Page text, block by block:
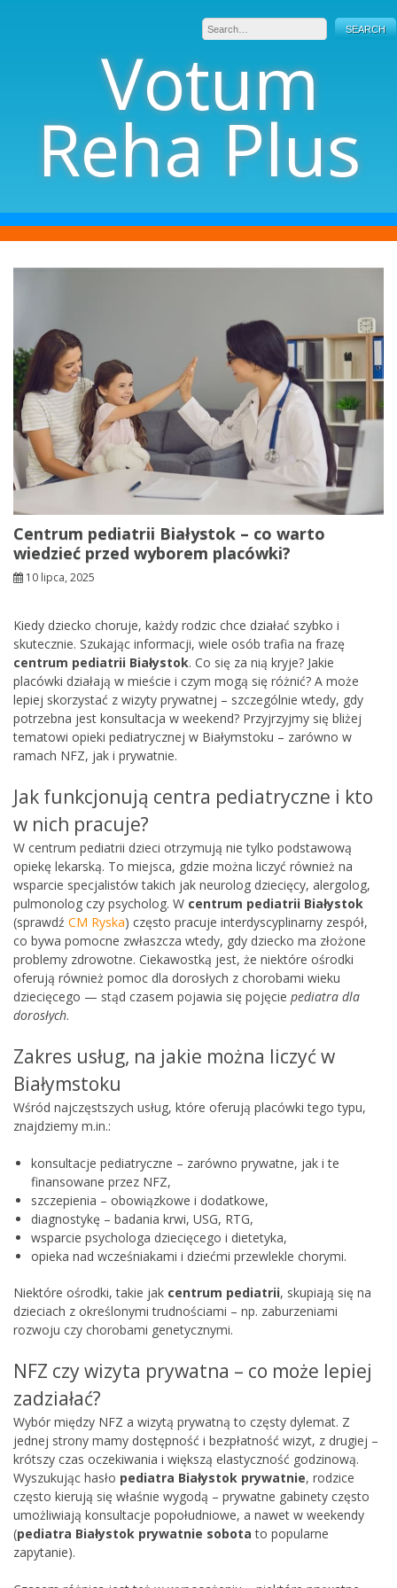
Votum
Reha Plus
Centrum pediatrii Białystok – co warto
wiedzieć przed wyborem placówki?
10 lipca, 2025
Kiedy dziecko choruje, każdy rodzic chce działać szybko i
skutecznie. Szukając informacji, wiele osób trafia na frazę
centrum pediatrii Białystok. Co się za nią kryje? Jakie
placówki działają w mieście i czym mogą się różnić? A może
lepiej skorzystać z wizyty prywatnej – szczególnie wtedy, gdy
potrzebna jest konsultacja w weekend? Przyjrzyjmy się bliżej
tematowi opieki pediatrycznej w Białymstoku – zarówno w
ramach NFZ, jak i prywatnie.
Jak funkcjonują centra pediatryczne i kto
w nich pracuje?
W centrum pediatrii dzieci otrzymują nie tylko podstawową
opiekę lekarską. To miejsca, gdzie można liczyć również na
wsparcie specjalistów takich jak neurolog dziecięcy, alergolog,
pulmonolog czy psycholog. W centrum pediatrii Białystok
(sprawdź CM Ryska) często pracuje interdyscyplinarny zespół,
co bywa pomocne zwłaszcza wtedy, gdy dziecko ma złożone
problemy zdrowotne. Ciekawostką jest, że niektóre ośrodki
oferują również pomoc dla dorosłych z chorobami wieku
dziecięcego — stąd czasem pojawia się pojęcie pediatra dla
dorosłych.
Zakres usług, na jakie można liczyć w
Białymstoku
Wśród najczęstszych usług, które oferują placówki tego typu,
znajdziemy m.in.:
konsultacje pediatryczne – zarówno prywatne, jak i te
finansowane przez NFZ,
szczepienia – obowiązkowe i dodatkowe,
diagnostykę – badania krwi, USG, RTG,
wsparcie psychologa dziecięcego i dietetyka,
opieka nad wcześniakami i dziećmi przewlekle chorymi.
Niektóre ośrodki, takie jak centrum pediatrii, skupiają się na
dzieciach z określonymi trudnościami – np. zaburzeniami
rozwoju czy chorobami genetycznymi.
NFZ czy wizyta prywatna – co może lepiej
zadziałać?
Wybór między NFZ a wizytą prywatną to częsty dylemat. Z
jednej strony mamy dostępność i bezpłatność wizyt, z drugiej –
krótszy czas oczekiwania i większą elastyczność godzinową.
Wyszukując hasło pediatra Białystok prywatnie, rodzice
często kierują się właśnie wygodą – prywatne gabinety często
umożliwiają konsultacje popołudniowe, a nawet w weekendy
(pediatra Białystok prywatnie sobota to popularne
zapytanie).